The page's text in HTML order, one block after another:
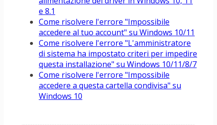
e 8.1
Come risolvere l'errore "Impossibile
accedere al tuo account" su Windows 10/11
Come risolvere l'errore "L'amministratore
di sistema ha impostato criteri per impedire
questa installazione" su Windows 10/11/8/7
Come risolvere l'errore "Impossibile
accedere a questa cartella condivisa" su
Windows 10